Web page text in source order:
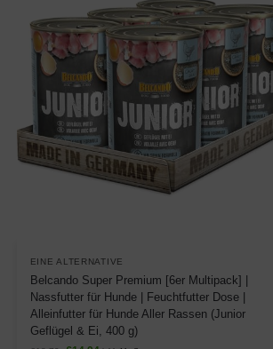
EINE ALTERNATIVE
Belcando Super Premium [6er Multipack] |
Nassfutter für Hunde | Feuchtfutter Dose |
Alleinfutter für Hunde Aller Rassen (Junior
Geflügel & Ei, 400 g)